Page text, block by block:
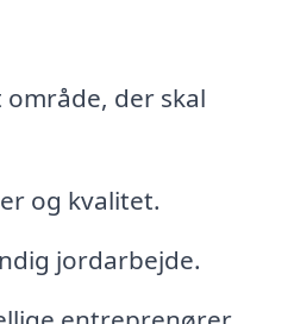
der skal
og kvalitet.
jordarbejde.